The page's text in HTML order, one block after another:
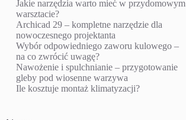
Jakie narzędzia warto mieć w przydomowym
warsztacie?
Archicad 29 – kompletne narzędzie dla
nowoczesnego projektanta
Wybór odpowiedniego zaworu kulowego –
na co zwrócić uwagę?
Nawożenie i spulchnianie – przygotowanie
gleby pod wiosenne warzywa
Ile kosztuje montaż klimatyzacji?